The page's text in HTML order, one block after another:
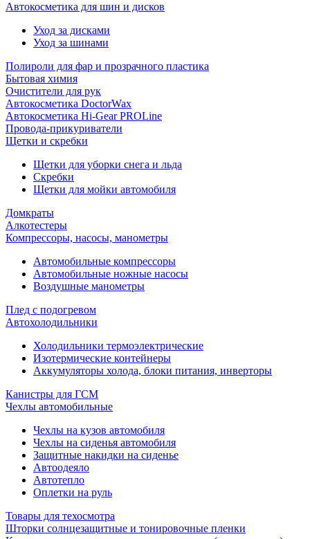
Автокосметика для шин и дисков
Уход за дисками
Уход за шинами
Полироли для фар и прозрачного пластика
Бытовая химия
Очистители для рук
Автокосметика DoctorWax
Автокосметика Hi-Gear PROLine
Провода-прикуриватели
Щетки и скребки
Щетки для уборки снега и льда
Скребки
Щетки для мойки автомобиля
Домкраты
Алкотестеры
Компрессоры, насосы, манометры
Автомобильные компрессоры
Автомобильные ножные насосы
Воздушные манометры
Плед с подогревом
Автохолодильники
Холодильники термоэлектрические
Изотермические контейнеры
Аккумуляторы холода, блоки питания, инверторы
Канистры для ГСМ
Чехлы автомобильные
Чехлы на кузов автомобиля
Чехлы на сиденья автомобиля
Защитные накидки на сиденье
Автоодеяло
Автотепло
Оплетки на руль
Товары для техосмотра
Шторки солнцезащитные и тонировочные пленки